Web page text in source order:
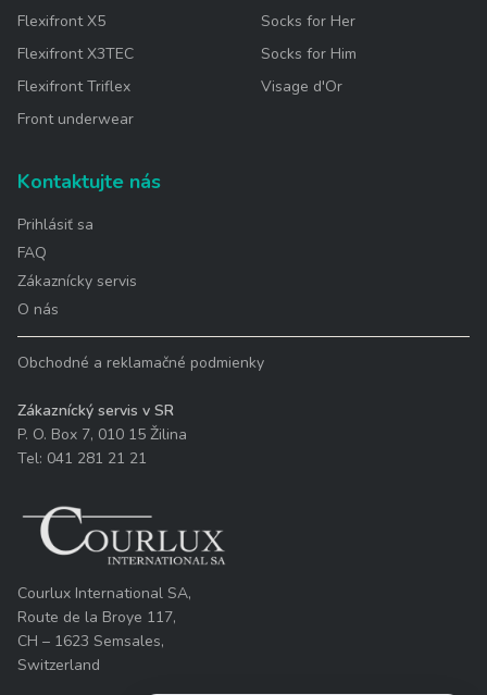
Flexifront X5
Flexifront X3TEC
Flexifront Triflex
Front underwear
Socks for Her
Socks for Him
Visage d'Or
Kontaktujte nás
Prihlásiť sa
FAQ
Zákaznícky servis
O nás
Obchodné a reklamačné podmienky
Zákaznícký servis v SR
P. O. Box 7, 010 15 Žilina
Tel: 041 281 21 21
Courlux International SA,
Route de la Broye 117,
CH – 1623 Semsales,
Switzerland